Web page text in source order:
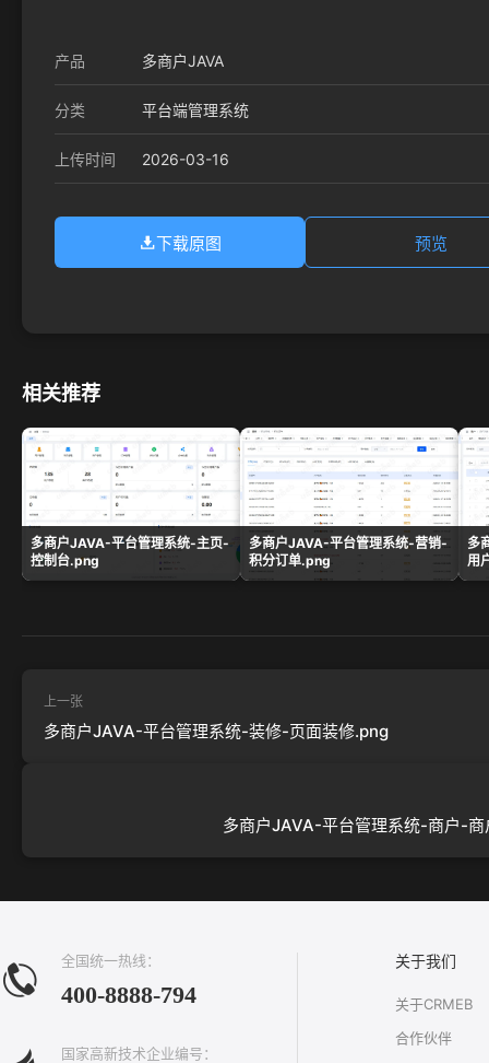
产品 多商户JAVA
分类 平台端管理系统
上传时间 2026-03-16
下载原图 预览
相关推荐
多商户JAVA-平台管理系统-主页-
控制台.png
多商户JAVA-平台管理系统-营销-
积分订单.png
多
用
上一张
多商户JAVA-平台管理系统-装修-页面装修.png
多商户JAVA-平台管理系统-商户-
全国统一热线：
400-8888-794
国家高新技术企业编号：
关于我们
关于CRMEB
合作伙伴